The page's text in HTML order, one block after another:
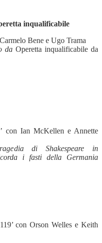
inqualificabile
Bene e Ugo Trama
da Operetta inqualificabile da
con Ian McKellen e Annette
di Shakespeare in
i fasti della Germania
con Orson Welles e Keith